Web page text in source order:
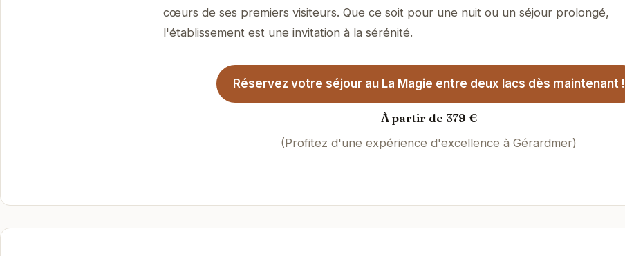
cœurs de ses premiers visiteurs. Que ce soit pour une nuit ou un séjour prolongé,
l'établissement est une invitation à la sérénité.
Réservez votre séjour au La Magie entre deux lacs dès maintenant !
À partir de 379 €
(Profitez d'une expérience d'excellence à Gérardmer)